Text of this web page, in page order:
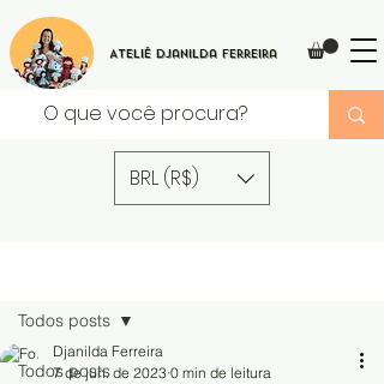
Ateliê Djanilda Ferreira
BRL (R$)
Todos posts
Todos posts
Djanilda Ferreira
7 de jun. de 2023 0 min de leitura